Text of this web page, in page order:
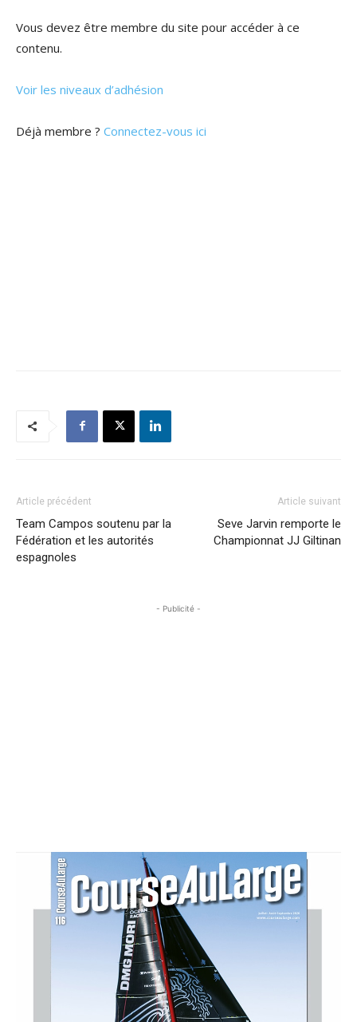
Vous devez être membre du site pour accéder à ce
contenu.
Voir les niveaux d’adhésion
Déjà membre ? Connectez-vous ici
Article précédent
Team Campos soutenu par la
Fédération et les autorités
espagnoles
Article suivant
Seve Jarvin remporte le
Championnat JJ Giltinan
- Publicité -